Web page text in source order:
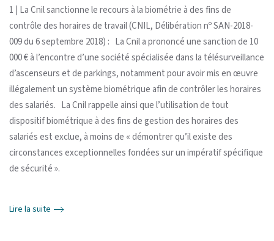
1 | La Cnil sanctionne le recours à la biométrie à des fins de
contrôle des horaires de travail (CNIL, Délibération nº SAN-2018-
009 du 6 septembre 2018) : La Cnil a prononcé une sanction de 10
000 € à l’encontre d’une société spécialisée dans la télésurveillance
d’ascenseurs et de parkings, notamment pour avoir mis en œuvre
illégalement un système biométrique afin de contrôler les horaires
des salariés. La Cnil rappelle ainsi que l’utilisation de tout
dispositif biométrique à des fins de gestion des horaires des
salariés est exclue, à moins de « démontrer qu’il existe des
circonstances exceptionnelles fondées sur un impératif spécifique
de sécurité ».
Lire la suite